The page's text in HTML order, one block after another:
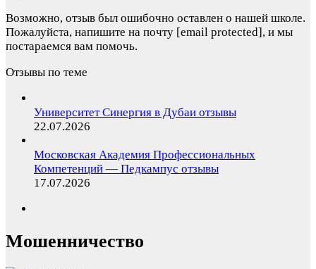
Возможно, отзыв был ошибочно оставлен о нашей школе.
Пожалуйста, напишите на почту [email protected], и мы
постараемся вам помочь.
Отзывы по теме
Университет Синергия в Дубаи отзывы
22.07.2026
Московская Академия Профессиональных
Компетенций — Педкампус отзывы
17.07.2026
Мошенничество